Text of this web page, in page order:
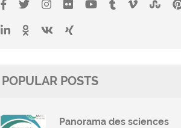
POPULAR POSTS
Panorama des sciences